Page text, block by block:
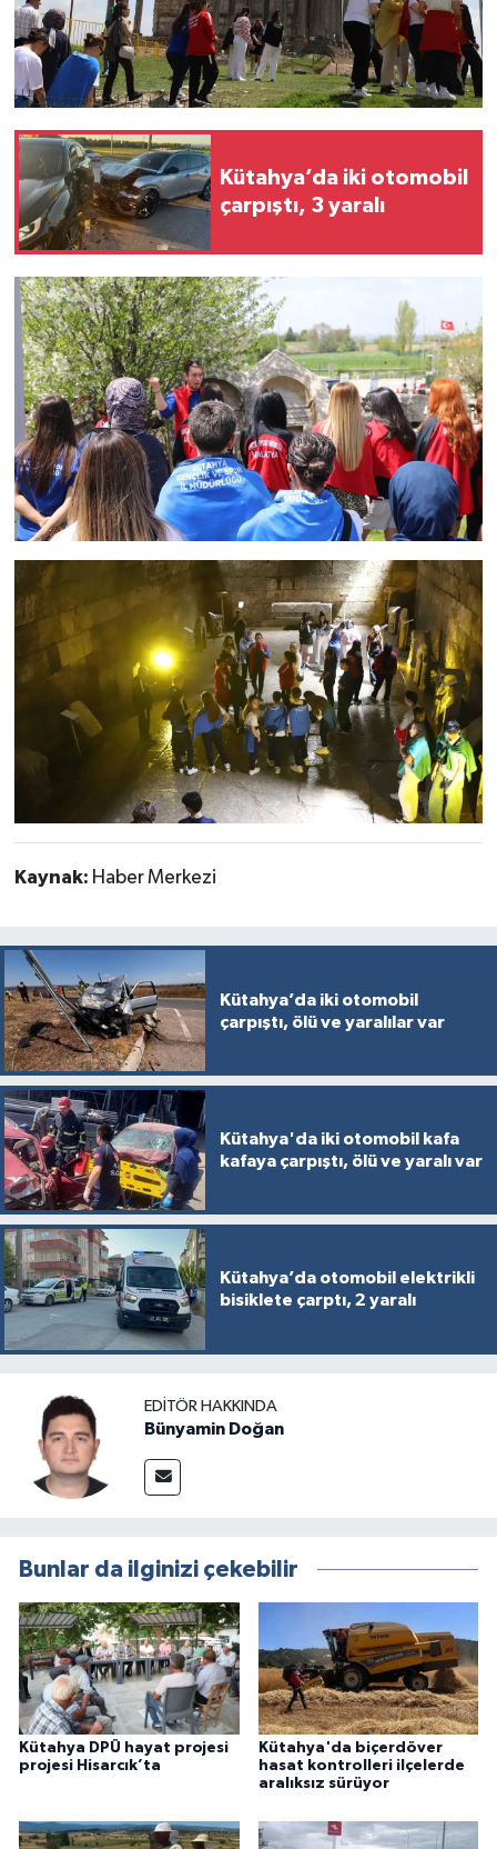
Kütahya’da iki otomobil
çarpıştı, 3 yaralı
Kaynak: Haber Merkezi
Kütahya’da iki otomobil
çarpıştı, ölü ve yaralılar var
Kütahya'da iki otomobil kafa
kafaya çarpıştı, ölü ve yaralı var
Kütahya’da otomobil elektrikli
bisiklete çarptı, 2 yaralı
EDITÖR HAKKINDA
Bünyamin Doğan
Bunlar da ilginizi çekebilir
Kütahya DPÜ hayat projesi
projesi Hisarcık’ta
Kütahya'da biçerdöver
hasat kontrolleri ilçelerde
aralıksız sürüyor